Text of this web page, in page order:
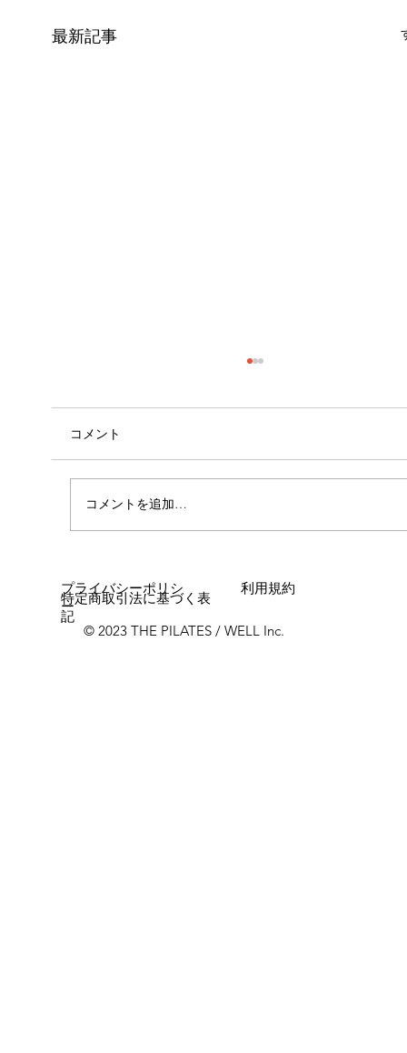
最新記事
心斎橋店 店長就任！！
コメント
コメントを追加…
© 2023 THE PILATES / WELL Inc.
プライバシーポリシ
ー
利用規約
特定商取引法に基づく表
記